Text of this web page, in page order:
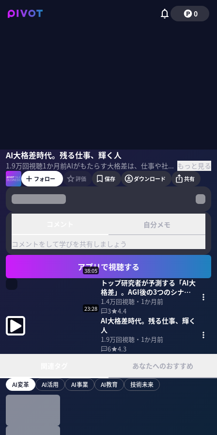
0
AI大格差時代。残る仕事、輝く人
1.9万回視聴1か月前 AIがもたらす大格差は、仕事や社会をどう変えていくのか？世界の研究者たちの分析をベースに、一橋大学経済研究所の宮本弘暁教授に解説してもらった。 ＜ゲスト＞ 宮本弘曉｜一橋大学経済研究所 教授 慶應大卒。米ウィスコンシン大経済学博士。IMFエコノミストや都立大教授等を経て24年から一橋大経済研究所教授を務める。財務省財務総合政策研究所を経て政策提言や論文発表も行う。 ＜目次＞ もっと見る
宮本弘曉佐々木紀彦
フォロー 評価 保存 ダウンロード 共有
自分メモ
コメントをして学びを共有しましょう
アプリで視聴する
38:05
トップ研究者が予測する「AI大
格差」。AGI後の3つのシナリ
オ
1.4万回視聴・ 1か月前
3
4.4
23:28
AI大格差時代。残る仕事、輝く
人
1.9万回視聴・ 1か月前
6
4.3
あなたへのおすすめ
AI変革 AI活用 AI事業 AI教育 技術未来